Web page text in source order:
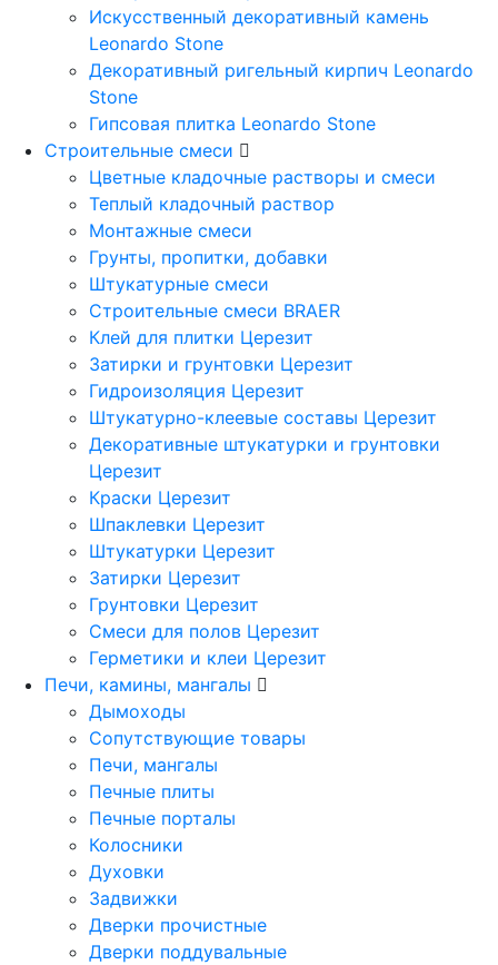
Искусственный декоративный камень
Leonardo Stone
Декоративный ригельный кирпич Leonardo
Stone
Гипсовая плитка Leonardo Stone
Строительные смеси
Цветные кладочные растворы и смеси
Теплый кладочный раствор
Монтажные смеси
Грунты, пропитки, добавки
Штукатурные смеси
Строительные смеси BRAER
Клей для плитки Церезит
Затирки и грунтовки Церезит
Гидроизоляция Церезит
Штукатурно-клеевые составы Церезит
Декоративные штукатурки и грунтовки
Церезит
Краски Церезит
Шпаклевки Церезит
Штукатурки Церезит
Затирки Церезит
Грунтовки Церезит
Смеси для полов Церезит
Герметики и клеи Церезит
Печи, камины, мангалы
Дымоходы
Сопутствующие товары
Печи, мангалы
Печные плиты
Печные порталы
Колосники
Духовки
Задвижки
Дверки прочистные
Дверки поддувальные